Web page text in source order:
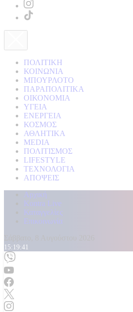
ΠΟΛΙΤΙΚΗ
ΚΟΙΝΩΝΙΑ
ΜΠΟΥΡΛΟΤΟ
ΠΑΡΑΠΟΛΙΤΙΚΑ
ΟΙΚΟΝΟΜΙΑ
ΥΓΕΙΑ
ΕΝΕΡΓΕΙΑ
ΚΟΣΜΟΣ
ΑΘΛΗΤΙΚΑ
MEDIA
ΠΟΛΙΤΙΣΜΟΣ
LIFESTYLE
ΤΕΧΝΟΛΟΓΙΑ
ΑΠΟΨΕΙΣ
Αρχική
Kontra Live
Καταγγελίες
Επικοινωνία
15:19:43